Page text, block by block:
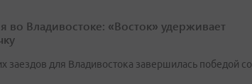
во Владивостоке: «Восток» удерживает
заездов для Владивостока завершилась победой со